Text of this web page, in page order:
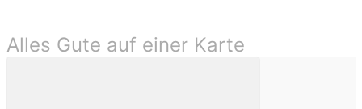
Alles Gute auf einer Karte